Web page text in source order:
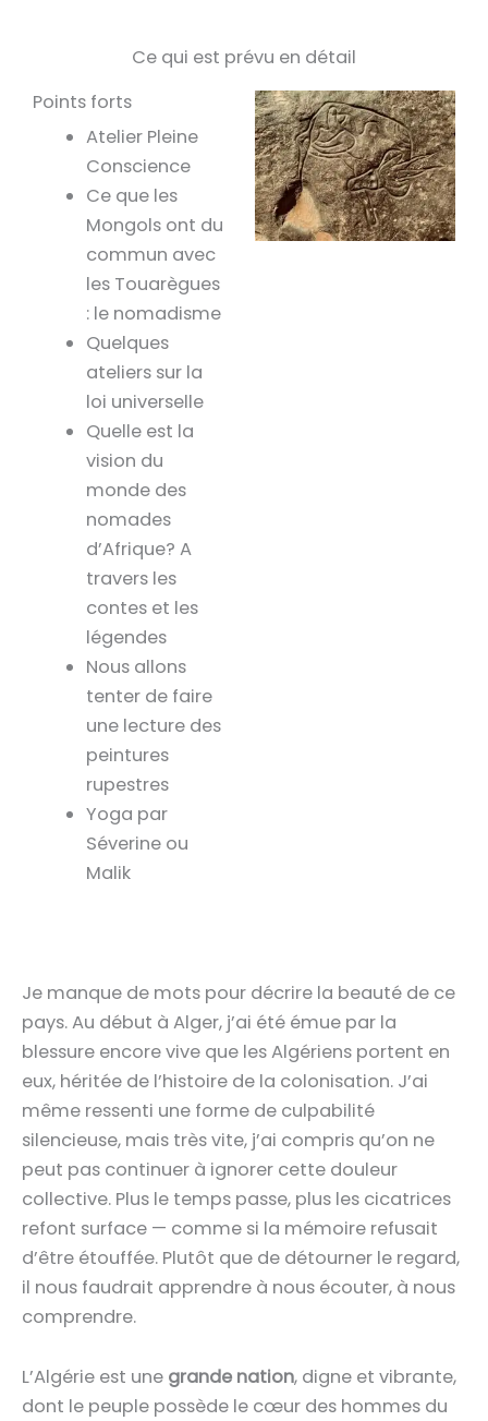
Ce qui est prévu en détail
Points forts
Atelier Pleine
Conscience
Ce que les
Mongols ont du
commun avec
les Touarègues
: le nomadisme
Quelques
ateliers sur la
loi universelle
Quelle est la
vision du
monde des
nomades
d’Afrique? A
travers les
contes et les
légendes
Nous allons
tenter de faire
une lecture des
peintures
rupestres
Yoga par
Séverine ou
Malik
Je manque de mots pour décrire la beauté de ce
pays. Au début à Alger, j’ai été émue par la
blessure encore vive que les Algériens portent en
eux, héritée de l’histoire de la colonisation. J’ai
même ressenti une forme de culpabilité
silencieuse, mais très vite, j’ai compris qu’on ne
peut pas continuer à ignorer cette douleur
collective. Plus le temps passe, plus les cicatrices
refont surface — comme si la mémoire refusait
d’être étouffée. Plutôt que de détourner le regard,
il nous faudrait apprendre à nous écouter, à nous
comprendre.
L’Algérie est une grande nation, digne et vibrante,
dont le peuple possède le cœur des hommes du